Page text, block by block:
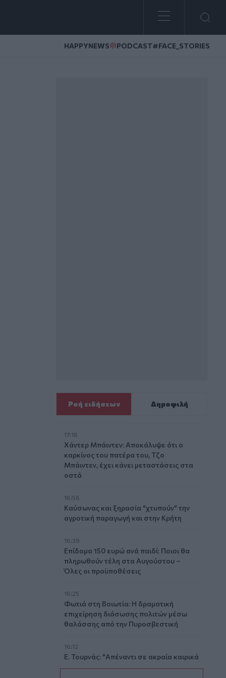
HAPPYNEWS PODCAST#FACE_STORIES
Ροή ειδήσεων Δημοφιλή
17:16
Χάντερ Μπάιντεν: Αποκάλυψε ότι ο
καρκίνος του πατέρα του, Τζο
Μπάιντεν, έχει κάνει μεταστάσεις στα
οστά
16:56
Καύσωνας και ξηρασία "χτυπούν" την
αγροτική παραγωγή και στην Κρήτη
16:39
Επίδομα 150 ευρώ ανά παιδί: Ποιοι θα
πληρωθούν τέλη στα Αυγούστου –
Όλες οι προϋποθέσεις
16:25
Φωτιά στη Βοιωτία: Η δραματική
επιχείρηση διάσωσης πολιτών μέσω
θαλάσσης από την Πυροσβεστική
16:12
Ε. Τουρνάς: "Απέναντι σε ακραία καιρικά
φαινόμενα δεν υπάρχουν περιθώρια